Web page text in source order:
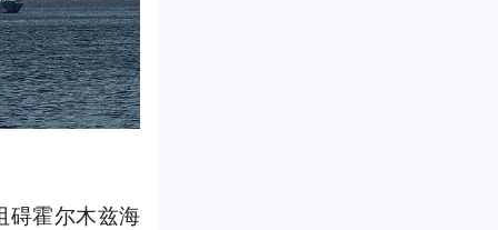
碍霍尔木兹海